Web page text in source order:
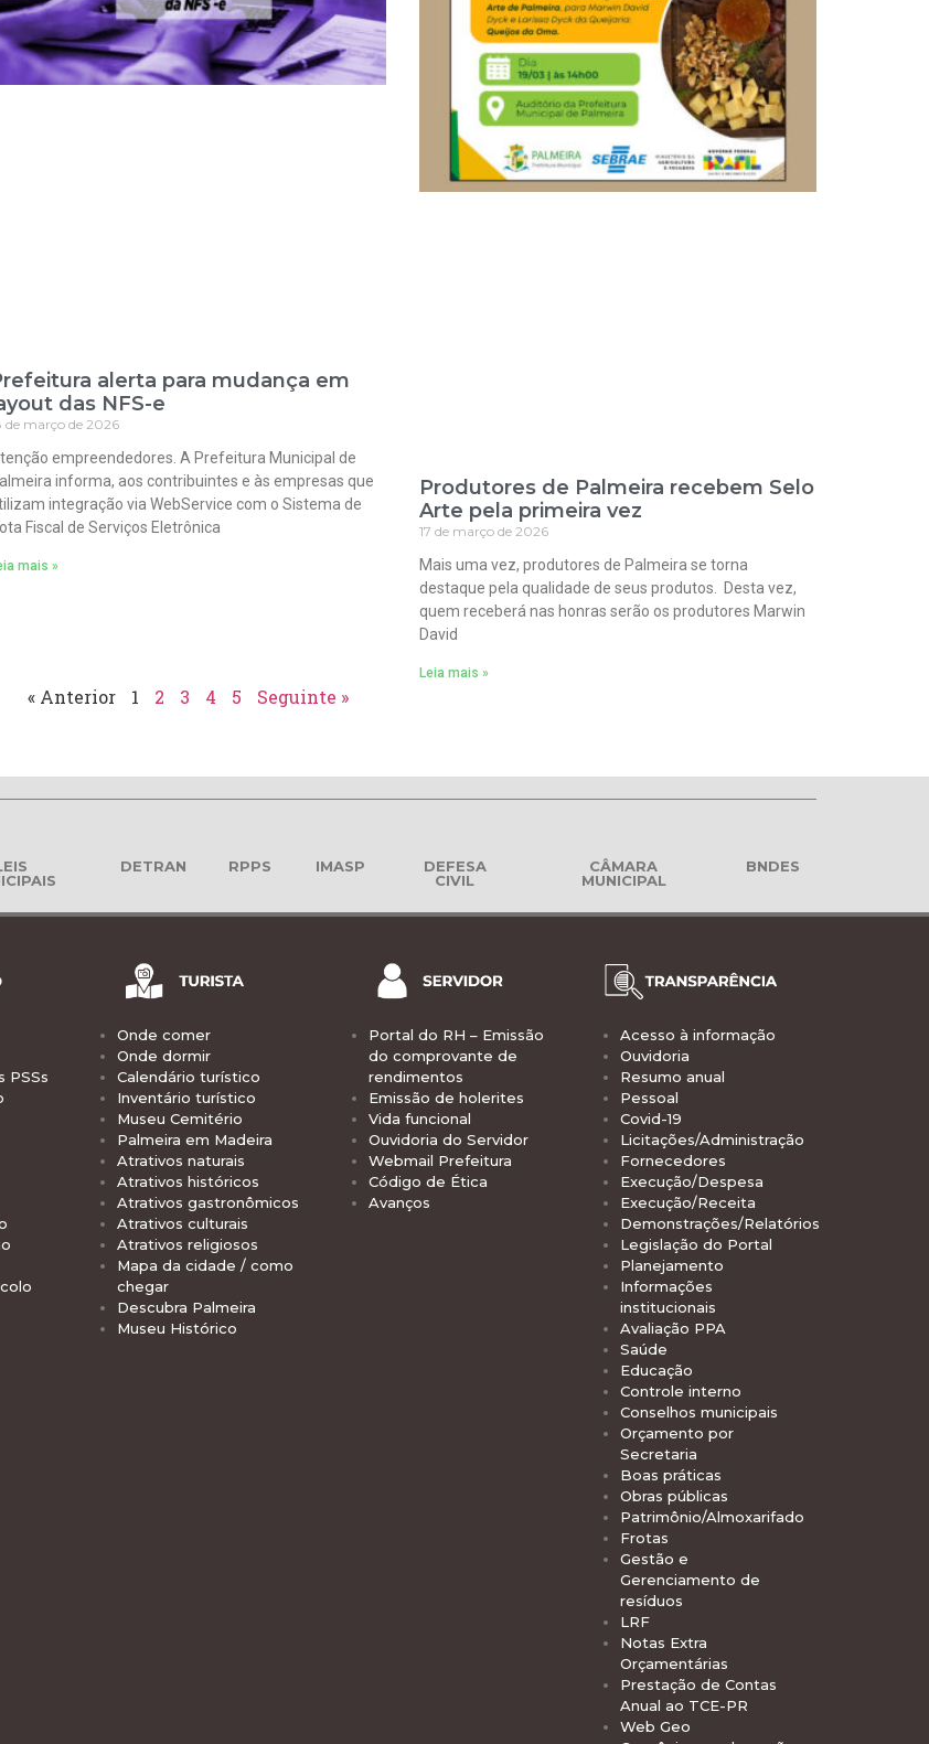
alerta para mudança em
das NFS-e
de março de 2026
empreendedores. A Prefeitura Municipal de
informa, aos contribuintes e às empresas que
integração via WebService com o Sistema de
Fiscal de Serviços Eletrônica
mais »
Produtores de Palmeira recebem Selo
Arte pela primeira vez
17 de março de 2026
Mais uma vez, produtores de Palmeira se torna
destaque pela qualidade de seus produtos. Desta vez,
quem receberá nas honras serão os produtores Marwin
David
Leia mais »
« Anterior 1 2 3 4 5 Seguinte »
DETRAN RPPS IMASP
DEFESA
CIVIL
CÂMARA
MUNICIPAL
BNDES
PSSs
Onde comer
Onde dormir
Calendário turístico
Inventário turístico
Museu Cemitério
Palmeira em Madeira
Atrativos naturais
Atrativos históricos
Atrativos gastronômicos
Atrativos culturais
Atrativos religiosos
Mapa da cidade / como
chegar
Descubra Palmeira
Museu Histórico
Portal do RH – Emissão
do comprovante de
rendimentos
Emissão de holerites
Vida funcional
Ouvidoria do Servidor
Webmail Prefeitura
Código de Ética
Avanços
Acesso à informação
Ouvidoria
Resumo anual
Pessoal
Covid-19
Licitações/Administração
Fornecedores
Execução/Despesa
Execução/Receita
Demonstrações/Relatórios
Legislação do Portal
Planejamento
Informações
institucionais
Avaliação PPA
Saúde
Educação
Controle interno
Conselhos municipais
Orçamento por
Secretaria
Boas práticas
Obras públicas
Patrimônio/Almoxarifado
Frotas
Gestão e
Gerenciamento de
resíduos
LRF
Notas Extra
Orçamentárias
Prestação de Contas
Anual ao TCE-PR
Web Geo